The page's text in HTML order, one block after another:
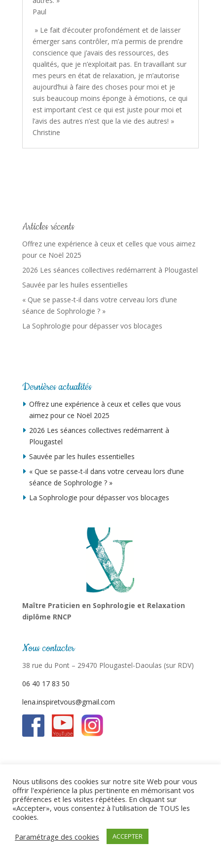
Paul
» Le fait d’écouter profondément et de laisser
émerger sans contrôler, m’a permis de prendre
conscience que j’avais des ressources, des
qualités, que je n’exploitait pas. En travaillant sur
mes peurs en état de relaxation, je m’autorise
aujourd’hui à faire des choses pour moi et je
suis beaucoup moins éponge à émotions, ce qui
est important c’est ce qui est juste pour moi et
l’avis des autres n’est que la vie des autres! »
Christine
Articles récents
Offrez une expérience à ceux et celles que vous aimez
pour ce Noël 2025
2026 Les séances collectives redémarrent à Plougastel
Sauvée par les huiles essentielles
« Que se passe-t-il dans votre cerveau lors d’une
séance de Sophrologie ? »
La Sophrologie pour dépasser vos blocages
Dernières actualités
Offrez une expérience à ceux et celles que vous
aimez pour ce Noël 2025
2026 Les séances collectives redémarrent à
Plougastel
Sauvée par les huiles essentielles
« Que se passe-t-il dans votre cerveau lors d’une
séance de Sophrologie ? »
La Sophrologie pour dépasser vos blocages
Maître Praticien en Sophrologie et Relaxation
diplôme RNCP
Nous contacter
38 rue du Pont – 29470 Plougastel-Daoulas (sur RDV)
06 40 17 83 50
lena.inspiretvous@gmail.com
Politique de confidentialité Mentions légales
Copyright © 2026Inspir & vous|
Agence Mauve
Nous utilisons des cookies sur notre site Web pour vous
offrir l'expérience la plus pertinente en mémorisant vos
préférences et les visites répétées. En cliquant sur
«Accepter», vous consentez à l'utilisation de TOUS les
cookies.
Paramétrage des cookies
ACCEPTER